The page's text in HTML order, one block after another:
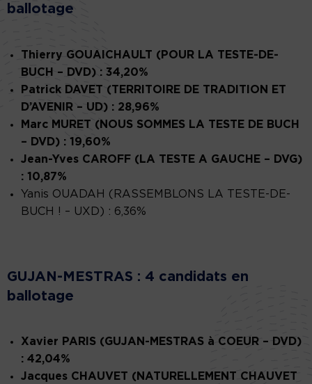
ballotage
Thierry GOUAICHAULT (POUR LA TESTE-DE-
BUCH – DVD) : 34,20%
Patrick DAVET (TERRITOIRE DE TRADITION ET
D’AVENIR – UD) : 28,96%
Marc MURET (NOUS SOMMES LA TESTE DE BUCH
– DVD) : 19,60%
Jean-Yves CAROFF (LA TESTE A GAUCHE – DVG)
: 10,87%
Yanis OUADAH (RASSEMBLONS LA TESTE-DE-
BUCH ! – UXD) : 6,36%
GUJAN-MESTRAS : 4 candidats en
ballotage
Xavier PARIS (GUJAN-MESTRAS à COEUR – DVD)
: 42,04%
Jacques CHAUVET (NATURELLEMENT CHAUVET